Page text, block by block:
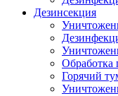
Дезинсекция
Обработка
Горячий